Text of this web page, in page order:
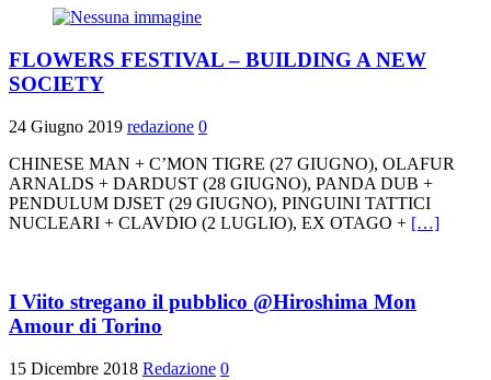
FLOWERS FESTIVAL – BUILDING A NEW
SOCIETY
24 Giugno 2019 redazione 0
CHINESE MAN + C’MON TIGRE (27 GIUGNO), OLAFUR
ARNALDS + DARDUST (28 GIUGNO), PANDA DUB +
PENDULUM DJSET (29 GIUGNO), PINGUINI TATTICI
NUCLEARI + CLAVDIO (2 LUGLIO), EX OTAGO + […]
I Viito stregano il pubblico @Hiroshima Mon
Amour di Torino
15 Dicembre 2018 Redazione 0